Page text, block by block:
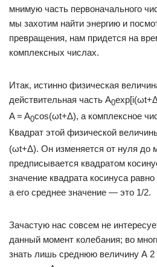
мнимую часть первоначального
мы захотим найти энергию и
превращения, нам придется на
комплексных числах.
Итак, истинно физическая
действительная часть A0
A = A0cos(ωt+Δ), а комплексное
Квадрат этой физической
(ωt+Δ). Он изменяется от нуля до
предписывается квадратом
значение квадрата косинуса
а его среднее значение — это 1/2.
Зачастую нас совсем не
данный момент колебания; во
знать лишь среднюю величину А 2